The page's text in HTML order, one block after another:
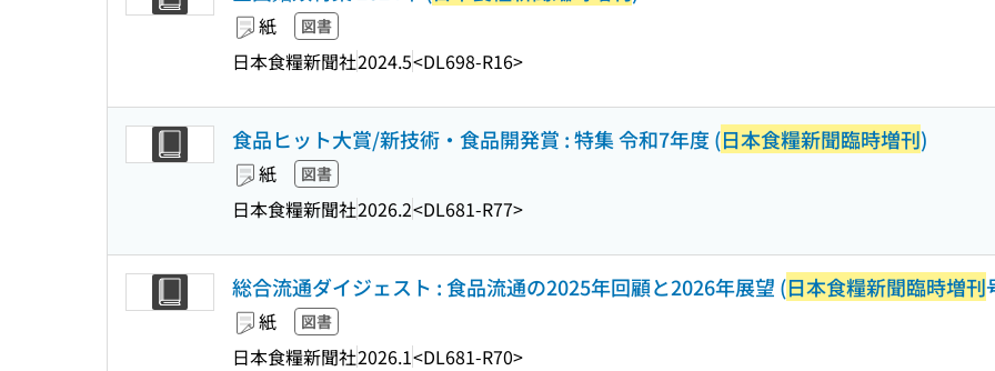
紙 図書
日本食糧新聞社2024.5<DL698-R16>
食品ヒット大賞/新技術・食品開発賞 : 特集 令和7年度 (日本食糧新聞臨時増刊)
紙 図書
日本食糧新聞社2026.2<DL681-R77>
総合流通ダイジェスト : 食品流通の2025年回顧と2026年展望 (日本食糧新聞臨時増刊
紙 図書
日本食糧新聞社2026.1<DL681-R70>